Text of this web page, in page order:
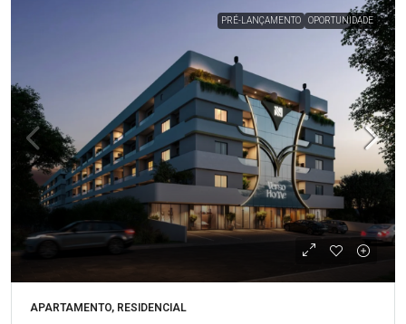
PRÉ-LANÇAMENTO OPORTUNIDADE
APARTAMENTO, RESIDENCIAL